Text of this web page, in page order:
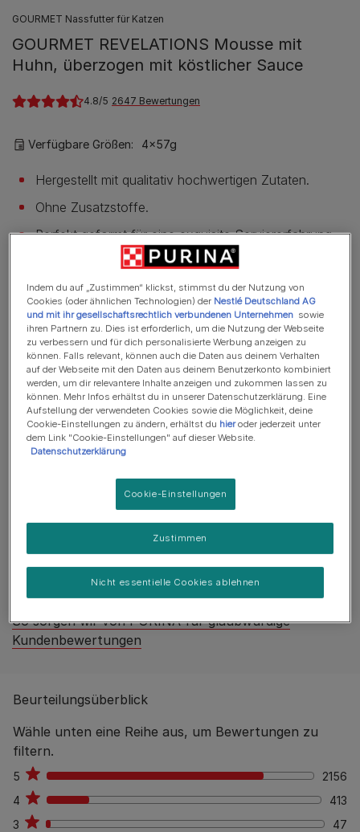
GOURMET Nassfutter für Katzen
GOURMET REVELATIONS Mousse mit
Huhn, überzogen mit köstlicher Sauce
4.8 2647 Bewertungen
Verfügbare Größen: 4x57g
Hergestellt mit qualitativ hochwertigen Zutaten.
Ohne Zusatzstoffe.
Perfekt geformt für eine exquisite Serviererfahrung.
100% komplett und ausgewogen.
Mehr
Produktübersicht
Zutaten & Ernährung
Fütterungsempfehlung
Bewertungen
Jetzt Produkt bewerten
So sorgen wir von PURINA für glaubwürdige
Kundenbewertungen
Beurteilungsüberblick
Wähle unten eine Reihe aus, um Bewertungen zu
filtern.
5 2156
2156
4
413
413
3
47
Indem du auf „Zustimmen“ klickst, stimmst du der Nutzung von
Cookies (oder ähnlichen Technologien) der Nestlé Deutschland AG
und mit ihr gesellschaftsrechtlich verbundenen Unternehmen sowie
ihren Partnern zu. Dies ist erforderlich, um die Nutzung der Webseite
zu verbessern und für dich personalisierte Werbung anzeigen zu
können. Falls relevant, können auch die Daten aus deinem Verhalten
auf der Webseite mit den Daten aus deinem Benutzerkonto kombiniert
werden, um dir relevantere Inhalte anzeigen und zukommen lassen zu
können. Mehr Infos erhältst du in unserer Datenschutzerklärung. Eine
Aufstellung der verwendeten Cookies sowie die Möglichkeit, deine
Cookie-Einstellungen zu ändern, erhältst du hieroder jederzeit unter
dem Link "Cookie-Einstellungen" auf dieser Website.
Datenschutzerklärung
Cookie-Einstellungen
Nicht essentielle Cookies ablehnen
Zustimmen